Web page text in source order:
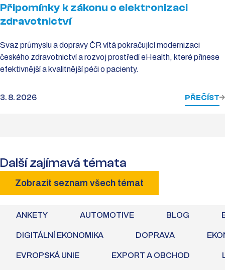
Připomínky k zákonu o elektronizaci
zdravotnictví
Svaz průmyslu a dopravy ČR vítá pokračující modernizaci
českého zdravotnictví a rozvoj prostředí eHealth, které přinese
efektivnější a kvalitnější péči o pacienty.
3. 8. 2026 PŘEČÍST
Další zajímavá témata
Zobrazit seznam všech témat
ANKETY AUTOMOTIVE BLOG
DIGITÁLNÍ EKONOMIKA DOPRAVA
EVROPSKÁ UNIE EXPORT A OBCHOD